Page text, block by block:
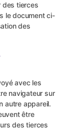
des tierces
le document ci-
des
avec les
navigateur sur
autre appareil.
être
des tierces